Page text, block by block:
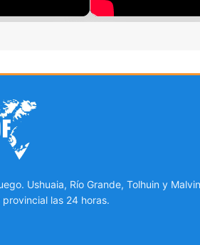
Ushuaia, Río Grande, Tolhuin y
las 24 horas.